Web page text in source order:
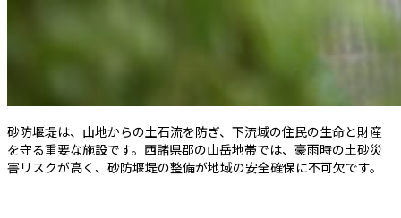
砂防堰堤は、山地からの土石流を防ぎ、下流域の住民の生命と財産
を守る重要な施設です。西諸県郡の山岳地帯では、豪雨時の土砂災
害リスクが高く、砂防堰堤の整備が地域の安全確保に不可欠です。